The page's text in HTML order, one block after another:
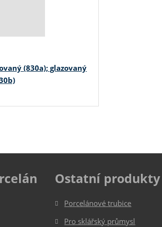
(830a); glazovaný
Ostatní produkty
Porcelánové trubice
Pro sklářský průmysl